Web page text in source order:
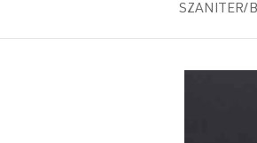
SZANITER/